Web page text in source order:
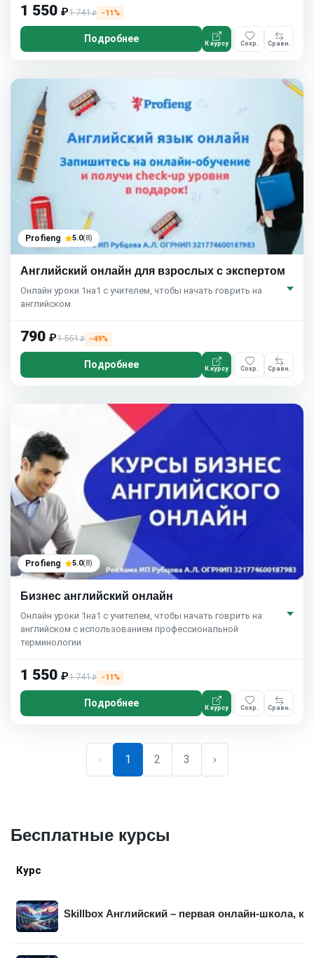
1 550 ₽1 741₽ −11%
Подробнее К курсу Сохр. Сравн.
Profieng 5.0(8)
Английский онлайн для взрослых с экспертом
Онлайн уроки 1на1 с учителем, чтобы начать говрить на
английском
790 ₽1 551₽ −49%
Подробнее К курсу Сохр. Сравн.
Profieng 5.0(8)
Бизнес английский онлайн
Онлайн уроки 1на1 с учителем, чтобы начать говрить на
английском с использованием профессиональной
терминологии
1 550 ₽1 741₽ −11%
Подробнее К курсу Сохр. Сравн.
‹ 1 2 3 ›
Бесплатные курсы
Курс
Skillbox Английский – первая онлайн-школа,